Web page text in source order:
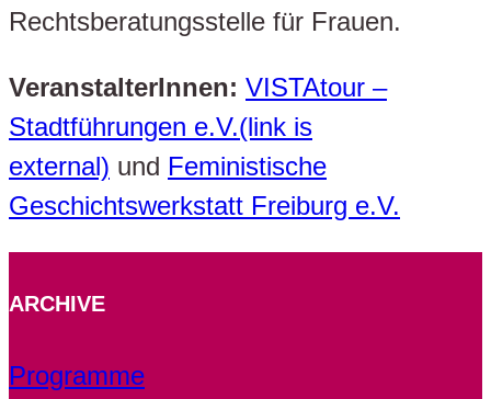
Rechtsberatungsstelle für Frauen.
VeranstalterInnen: VISTAtour –
Stadtführungen e.V.(link is
external) und Feministische
Geschichtswerkstatt Freiburg e.V.
ARCHIVE
Programme